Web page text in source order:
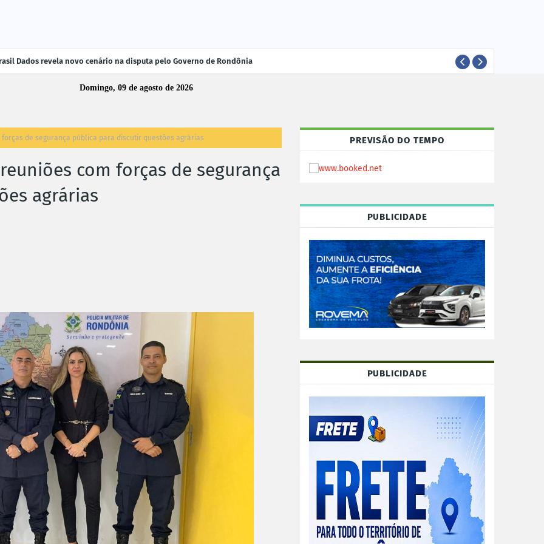
Dados revela novo cenário na disputa pelo Governo de Rondônia
Domingo, 09 de agosto de 2026
forças de segurança pública para discutir questões agrárias
reuniões com forças de segurança
agrárias
PREVISÃO DO TEMPO
PUBLICIDADE
PUBLICIDADE